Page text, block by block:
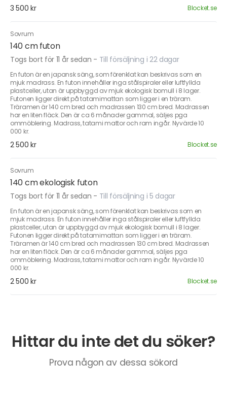
3 500 kr Blocket.se
Sovrum
140 cm futon
Togs bort för 11 år sedan - Till försäljning i 22 dagar
En futon är en japansk säng, som förenklat kan beskrivas som en
mjuk madrass. En futon innehåller inga stålspiraler eller luftfyllda
plastceller, utan är uppbyggd av mjuk ekologisk bomull i 8 lager.
Futonen ligger direkt på tatamimattan som ligger i en träram.
Träramen är 140 cm bred och madrassen 130 cm bred. Madrassen
har en liten fläck. Den är ca 6 månader gammal, säljes pga
ommöblering. Madrass, tatami mattor och ram ingår. Nyvärde 10
000 kr.
2 500 kr Blocket.se
Sovrum
140 cm ekologisk futon
Togs bort för 11 år sedan - Till försäljning i 5 dagar
En futon är en japansk säng, som förenklat kan beskrivas som en
mjuk madrass. En futon innehåller inga stålspiraler eller luftfyllda
plastceller, utan är uppbyggd av mjuk ekologisk bomull i 8 lager.
Futonen ligger direkt på tatamimattan som ligger i en träram.
Träramen är 140 cm bred och madrassen 130 cm bred. Madrassen
har en liten fläck. Den är ca 6 månader gammal, säljes pga
ommöblering. Madrass, tatami mattor och ram ingår. Nyvärde 10
000 kr.
2 500 kr Blocket.se
Hittar du inte det du söker?
Prova någon av dessa sökord